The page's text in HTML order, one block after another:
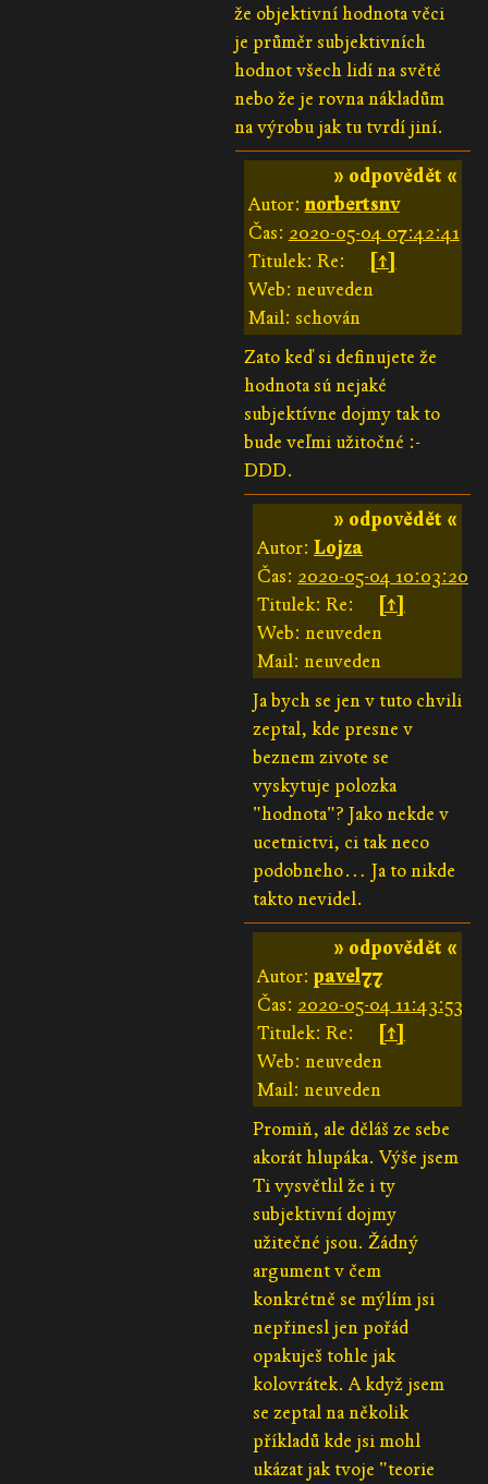
že objektivní hodnota věci
je průměr subjektivních
hodnot všech lidí na světě
nebo že je rovna nákladům
na výrobu jak tu tvrdí jiní.
» odpovědět «
Autor:norbertsnv
Čas: 2020-05-04 07:42:41
Titulek: Re:
[↑]
Web: neuveden
Mail: schován
Zato keď si definujete že
hodnota sú nejaké
subjektívne dojmy tak to
bude veľmi užitočné :-
DDD.
» odpovědět «
Autor: Lojza
Čas: 2020-05-04 10:03:20
Titulek: Re:
[↑]
Web: neuveden
Mail: neuveden
Ja bych se jen v tuto chvili
zeptal, kde presne v
beznem zivote se
vyskytuje polozka
"hodnota"? Jako nekde v
ucetnictvi, ci tak neco
podobneho… Ja to nikde
takto nevidel.
» odpovědět «
Autor: pavel77
Čas: 2020-05-04 11:43:53
Titulek: Re:
[↑]
Web: neuveden
Mail: neuveden
Promiň, ale děláš ze sebe
akorát hlupáka. Výše jsem
Ti vysvětlil že i ty
subjektivní dojmy
užitečné jsou. Žádný
argument v čem
konkrétně se mýlím jsi
nepřinesl jen pořád
opakuješ tohle jak
kolovrátek. A když jsem
se zeptal na několik
příkladů kde jsi mohl
ukázat jak tvoje "teorie